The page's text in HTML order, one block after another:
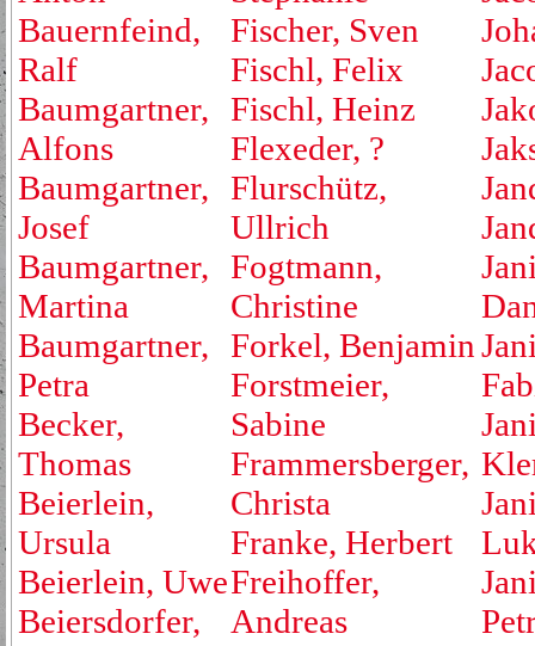
Bauernfeind,
Ralf
Baumgartner,
Alfons
Baumgartner,
Josef
Baumgartner,
Martina
Baumgartner,
Petra
Becker,
Thomas
Beierlein,
Ursula
Beierlein, Uwe
Beiersdorfer,
Fischer, Sven
Fischl, Felix
Fischl, Heinz
Flexeder, ?
Flurschütz,
Ullrich
Fogtmann,
Christine
Forkel, Benjamin
Forstmeier,
Sabine
Frammersberger,
Christa
Franke, Herbert
Freihoffer,
Andreas